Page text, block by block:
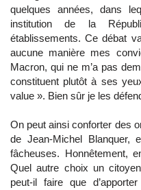
quelques années, dans
institution de la
établissements. Ce débat
aucune manière mes
Macron, qui ne m’a pas
constituent plutôt à ses
value ». Bien sûr je les
On peut ainsi conforter des
de Jean-Michel Blanquer,
fâcheuses. Honnêtement,
Quel autre choix un
peut-il faire que